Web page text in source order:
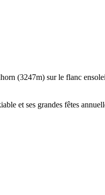
(3247m) sur le flanc
et ses grandes fêtes